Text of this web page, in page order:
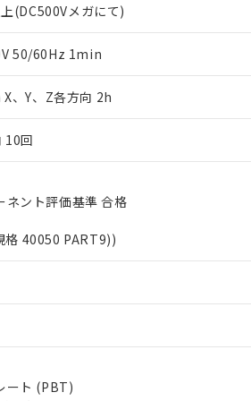
(DC500Vメガにて)
50/60Hz 1min
、Y、Z各方向 2h
10回
ネント評価基準 合格
格 40050 PART9))
ート (PBT)
用者とは、"個人情報の共同利用に関して"
ます。
質）の非含有証明書
書（当社基準）
点で非含有を証明するもので、過去に
タル酸エステル類４物質の対応では、
考欄に対応日を記載しておりました。
への在庫切替を完了していることから
。